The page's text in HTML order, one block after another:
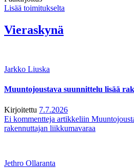
Lisää toimitukselta
Vieraskynä
Jarkko Liuska
Muuntojoustava suunnittelu lisää
Kirjoitettu 7.7.2026
Ei kommentteja artikkeliin
rakennuttajan liikkumavaraa
Jethro Ollaranta